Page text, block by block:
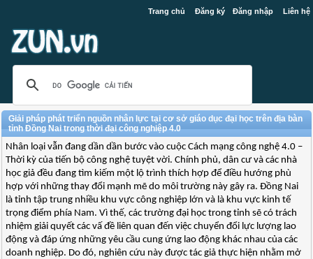
Trang chủ Đăng ký Đăng nhập Liên hệ
Giải pháp phát triển nguồn nhân lực tại cơ sở giáo dục đại học trên địa bàn
tỉnh Đồng Nai trong thời đại công nghiệp 4.0
Nhân loại vẫn đang dần dần bước vào cuộc Cách mạng công nghệ 4.0 –
Thời kỳ của tiến bộ công nghệ tuyệt vời. Chính phủ, dân cư và các nhà
học giả đều đang tìm kiếm một lộ trình thích hợp để điều hướng phù
hợp với những thay đổi mạnh mẽ do môi trường này gây ra. Đồng Nai
là tỉnh tập trung nhiều khu vực công nghiệp lớn và là khu vực kinh tế
trọng điểm phía Nam. Vì thế, các trường đại học trong tỉnh sẽ có trách
nhiệm giải quyết các vấ đề liên quan đến việc chuyển đổi lực lượng lao
động và đáp ứng những yêu cầu cung ứng lao động khác nhau của các
doanh nghiệp. Do đó, nghiên cứu này được tác giả thực hiện nhằm mở